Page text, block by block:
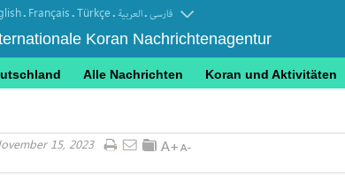
. Français.Türkçe. العربیة.فارسی
Koran Nachrichtenagentur
Alle Nachrichten Koran und Aktivitäten
15, 2023